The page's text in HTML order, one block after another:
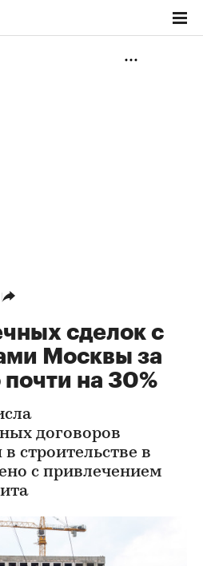
сделок с
Москвы за
на 30%
договоров
строительстве в
с привлечением